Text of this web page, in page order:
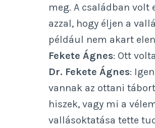
meg. A családban
azzal, hogy éljen a
például nem akart
Fekete Ágnes: Ott
Dr. Fekete Ágnes:
vannak az ottani
hiszek, vagy mi a
vallásoktatása tette